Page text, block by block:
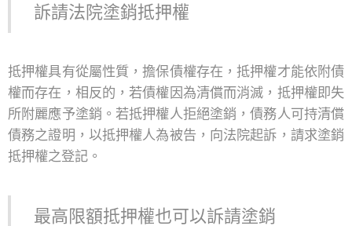
訴請法院塗銷抵押權
抵押權具有從屬性質，擔保債權存在，抵押權才能依附債
權而存在，相反的，若債權因為清償而消滅，抵押權即失
所附麗應予塗銷。若抵押權人拒絕塗銷，債務人可持清償
債務之證明，以抵押權人為被告，向法院起訴，請求塗銷
抵押權之登記。
最高限額抵押權也可以訴請塗銷